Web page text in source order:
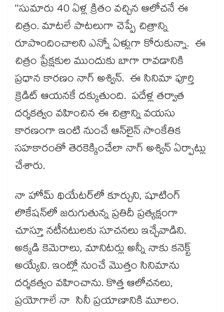
‘‘సుమారు 40 ఏళ్ల క్రితం వచ్చిన ఆలోచనే ఈ
చిత్రం. మాటలే పాటలుగా చెప్పే చిత్రాన్ని
రూపొందించాలని ఎన్నో ఏళ్లుగా కోరుకున్నా. ఈ
చిత్రం ప్రేక్షకుల ముందుకు బాగా రావడానికి
ప్రధాన కారణం నాగ్ అశ్విన్. ఈ సినిమా పూర్తి
క్రెడిట్ ఆయనకే దక్కుతుంది. పదేళ్ల తర్వాత
దర్శకత్వం వహించిన ఈ చిత్రాన్ని వయసు
కారణంగా ఇంటి నుంచే ఆన్‌‌లైన్ సాంకేతిక
సహకారంతో తెరకెక్కించేలా నాగ్ అశ్విన్ ఏర్పాట్లు
చేశారు.
నా హోమ్ థియేటర్‌‌లో కూర్చుని, షూటింగ్
లొకేషన్‌‌లో జరుగుతున్న ప్రతిదీ ప్రత్యక్షంగా
చూస్తూ నటీనటులకు సూచనలు ఇచ్చేవాడిని.
అక్కడి కెమెరాలు, మానిటర్లు అన్నీ నాకు కనెక్ట్
అయ్యేవి. ఇంట్లో నుంచే మొత్తం సినిమాను
దర్శకత్వం వహించాను. కొత్త ఆలోచనలు,
ప్రయోగాలే నా సినీ ప్రయాణానికి మూలం.